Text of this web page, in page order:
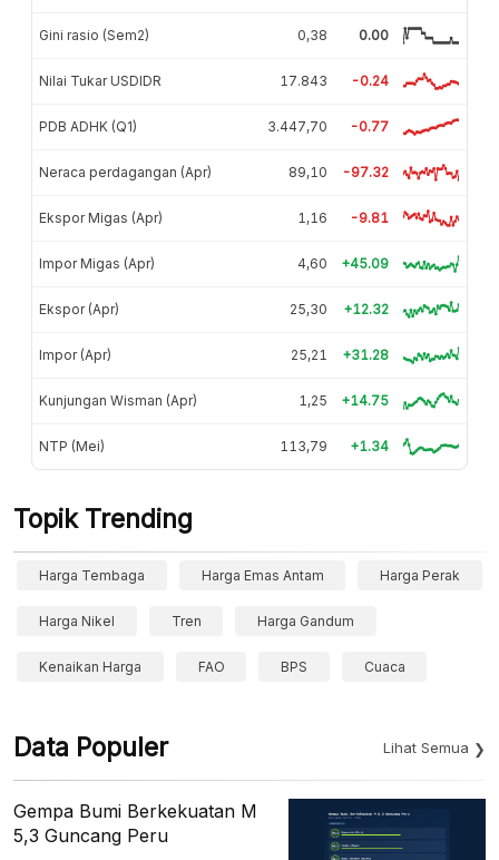
Gini rasio (Sem2) 0,38 0.00
Nilai Tukar USDIDR 17.843 -0.24
PDB ADHK (Q1) 3.447,70 -0.77
Neraca perdagangan (Apr) 89,10 -97.32
Ekspor Migas (Apr) 1,16 -9.81
Impor Migas (Apr) 4,60 +45.09
Ekspor (Apr) 25,30 +12.32
Impor (Apr) 25,21 +31.28
Kunjungan Wisman (Apr) 1,25 +14.75
NTP (Mei) 113,79 +1.34
Topik Trending
Harga Tembaga Harga Emas Antam Harga Perak
Harga Nikel Tren Harga Gandum
Kenaikan Harga FAO BPS Cuaca
Data Populer Lihat Semua
Gempa Bumi Berkekuatan M
5,3 Guncang Peru